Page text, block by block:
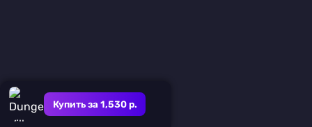
Купить за 1,530 р.